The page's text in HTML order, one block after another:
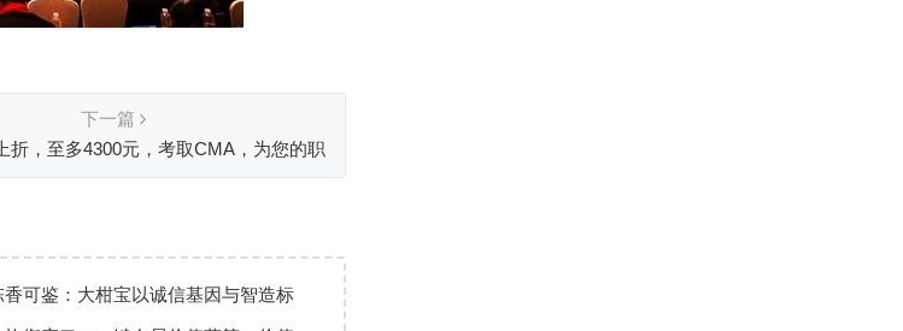
下一篇
折，至多4300元，考取CMA，为您的职
可鉴：大柑宝以诚信基因与智造标
皮高质量发展